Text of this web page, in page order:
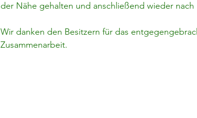
der Nähe gehalten und anschließend wieder
Wir danken den Besitzern für das
Zusammenarbeit.